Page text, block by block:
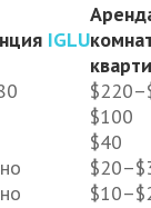
IGLU
$100
$40